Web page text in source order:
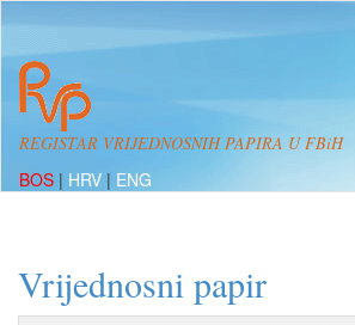
REGISTAR VRIJEDNOSNIH PAPIRA U FBiH
BOS | HRV | ENG
Vrijednosni papir